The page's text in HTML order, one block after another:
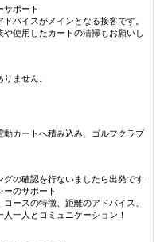
サポート
バイスがメインとなる接客です。
や使用したカートの清掃もお願いし
ません。
動カートへ積み込み、ゴルフクラブ
グの確認を行ないましたら出発です
ーのサポート
ースの特徴、距離のアドバイス、
一人とコミュニケーション！